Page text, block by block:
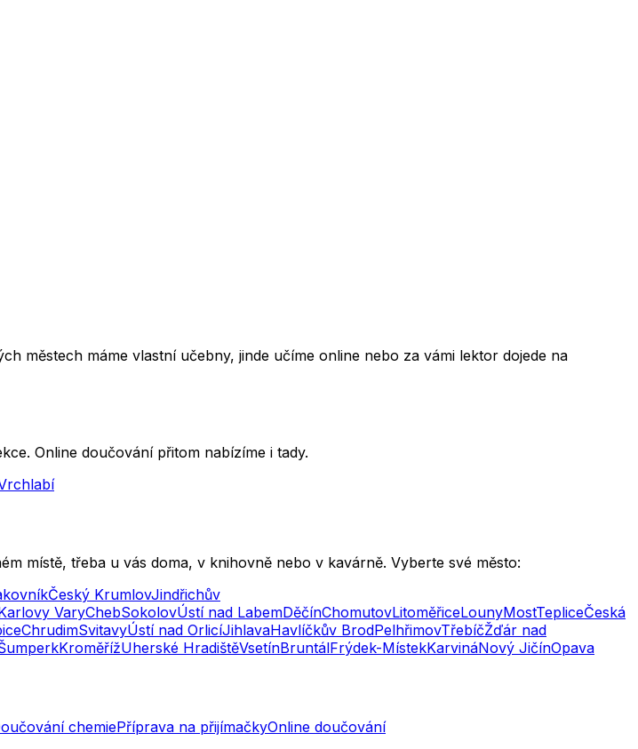
městech máme vlastní učebny, jinde učíme online nebo za vámi lektor dojede na
Online doučování přitom nabízíme i tady.
místě, třeba u vás doma, v knihovně nebo v kavárně. Vyberte své město:
Český KrumlovJindřichův
VaryChebSokolovÚstí nad LabemDěčínChomutovLitoměřiceLounyMostTepliceČeská
ChrudimSvitavyÚstí nad OrlicíJihlavaHavlíčkův BrodPelhřimovTřebíčŽďár nad
KroměřížUherské HradištěVsetínBruntálFrýdek-MístekKarvináNový JičínOpava
chemiePříprava na přijímačkyOnline doučování